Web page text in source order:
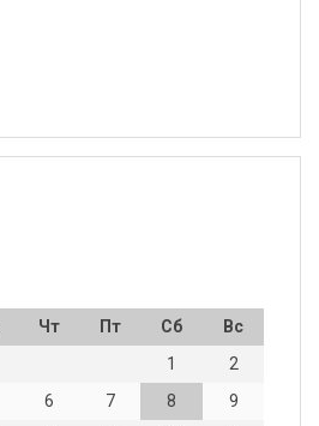
Чт Пт Сб
Вс
1
2
6 7 8
9